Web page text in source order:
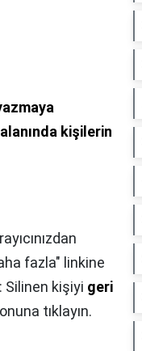
alanında kişilerin
fazla" linkine
Silinen kişiyi geri
tıklayın.